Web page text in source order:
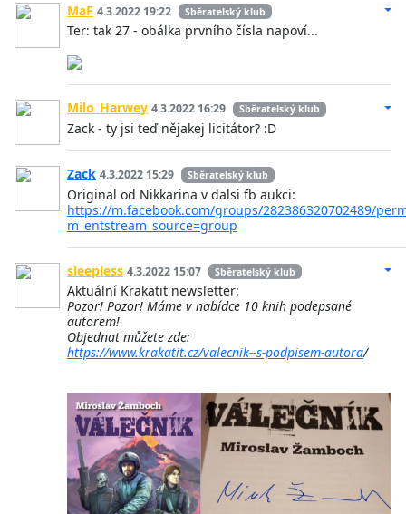
MaF 4.3.2022 19:22 Sběratelský klub
Ter: tak 27 - obálka prvního čísla napoví...
Milo_Harwey 4.3.2022 16:29 Sběratelský klub
Zack - ty jsi teď nějakej licitátor? :D
Zack 4.3.2022 15:29 Sběratelský klub
Original od Nikkarina v dalsi fb aukci:
https://m.facebook.com/groups/282386320702489/
m_entstream_source=group
sleepless 4.3.2022 15:07 Sběratelský klub
Aktuální Krakatit newsletter:
Pozor! Pozor! Máme v nabídce 10 knih podepsané
autorem!
Objednat můžete zde:
https://www.krakatit.cz/valecnik--s-podpisem-autora/